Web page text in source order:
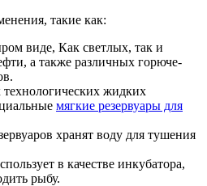
такие как:
виде, Как светлых, так и
а также различных горюче-
жидких
мягкие резервуары для
хранят воду для тушения
в качестве инкубатора,
рыбу.